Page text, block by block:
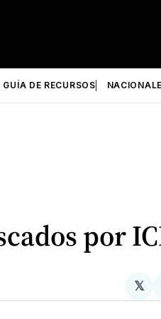
GUÍA DE RECURSOS
por
𝕏